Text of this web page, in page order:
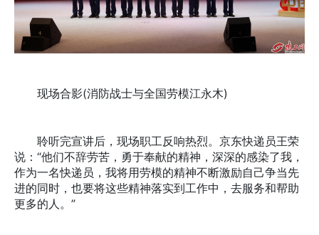
现场合影(消防战士与全国劳模江永木)
聆听完宣讲后，现场职工反响热烈。京东快递员王荣
说：“他们不辞劳苦，勇于奉献的精神，深深的感染了我，
作为一名快递员，我将用劳模的精神不断激励自己争当先
进的同时，也要将这些精神落实到工作中，去服务和帮助
更多的人。”